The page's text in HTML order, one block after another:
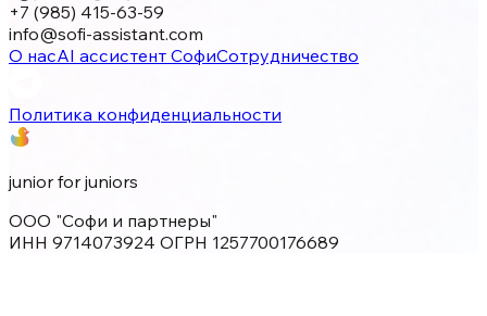
+7 (985) 415-63-59
info@sofi-assistant.com
О насAI ассистент СофиСотрудничество
Политика конфиденциальности
junior for juniors
ООО "Софи и партнеры"
ИНН 9714073924 ОГРН 1257700176689